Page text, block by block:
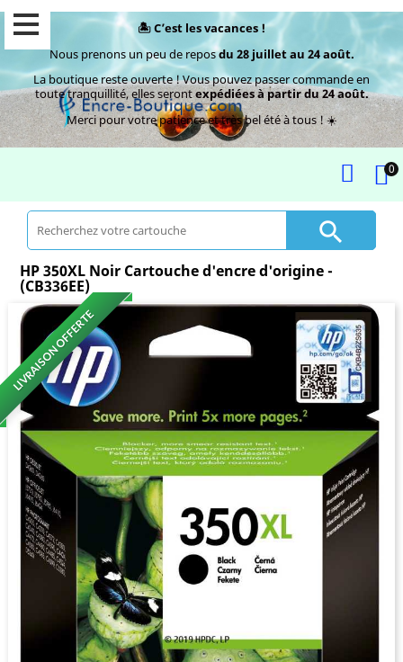
🏝️ C’est les vacances !
Nous prenons un peu de reposdu 28 juillet au 24 août.
La boutique reste ouverte ! Vous pouvez passer commande en
toute tranquillité, elles serontexpédiées à partir du 24 août.
Merci pour votre patience et très bel été à tous ! ☀️
0

HP 350XL Noir Cartouche d'encre d'origine -
(CB336EE)
LIVRAISON OFFERTE